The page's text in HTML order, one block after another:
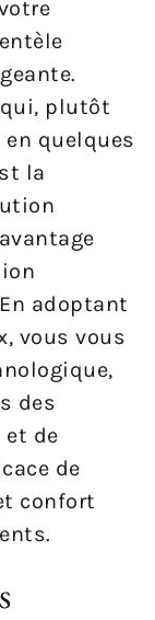
plutôt
quelques
la
adoptant
vous vous
des
et de
de
confort